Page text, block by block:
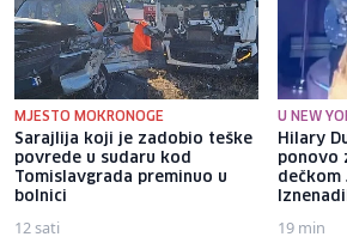
MJESTO MOKRONOGE
Sarajlija koji je zadobio teške
povrede u sudaru kod
Tomislavgrada preminuo u
bolnici
12 sati
U NEW
Hilary
ponovo
dečkom
19 min